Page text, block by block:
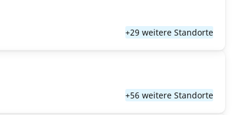
+29 weitere Standorte
+56 weitere Standorte